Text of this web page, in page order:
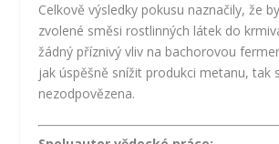
Celkově výsledky pokusu naznačily, že
zvolené směsi rostlinných látek do
žádný příznivý vliv na bachorovou
jak úspěšně snížit produkci metanu, tak
nezodpovězena.